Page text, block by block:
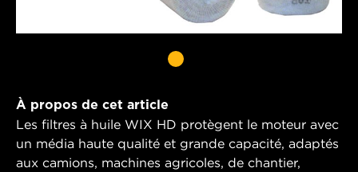
À propos de cet article
Les filtres à huile WIX HD protègent le moteur avec
un média haute qualité et grande capacité, adaptés
aux camions, machines agricoles, de chantier,